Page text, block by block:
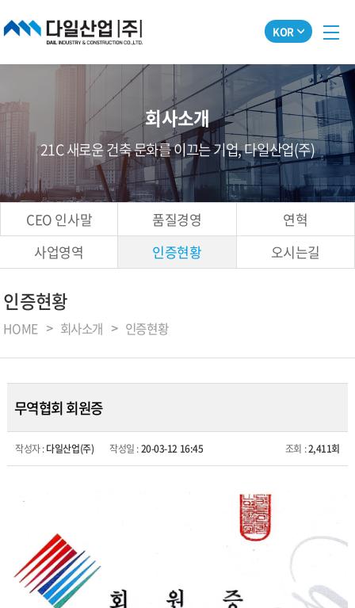
KOR
회사소개
21C 새로운 건축 문화를 이끄는 기업, 다일산업(주)
CEO 인사말 품질경영
연혁
사업영역
인증현황 오시는길
인증현황
HOME 회사소개 인증현황
무역협회 회원증
작성자 :다일산업(주) 작성일 :20-03-12 16:45 조회 :2,411회